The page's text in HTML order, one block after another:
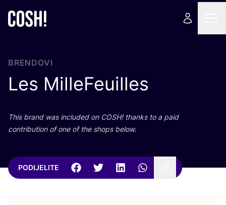
BRENDOVI
Les MilleFeuilles
This brand was inclu­ded on COSH! than­ks to a paid
con­tri­bu­ti­on of one of the shops below.
PODIJELITE